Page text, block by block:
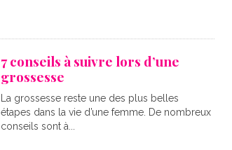
7 conseils à suivre lors d’une
grossesse
La grossesse reste une des plus belles
étapes dans la vie d’une femme. De nombreux
conseils sont à...